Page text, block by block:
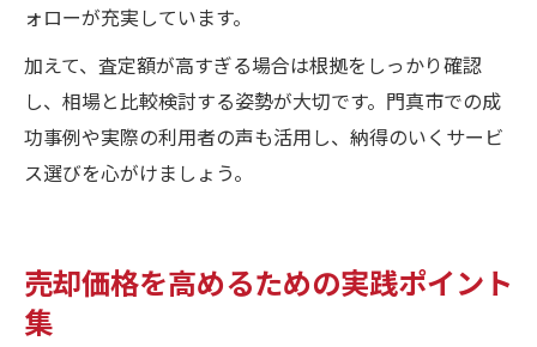
ォローが充実しています。
加えて、査定額が高すぎる場合は根拠をしっかり確認
し、相場と比較検討する姿勢が大切です。門真市での成
功事例や実際の利用者の声も活用し、納得のいくサービ
ス選びを心がけましょう。
売却価格を高めるための実践ポイント
集